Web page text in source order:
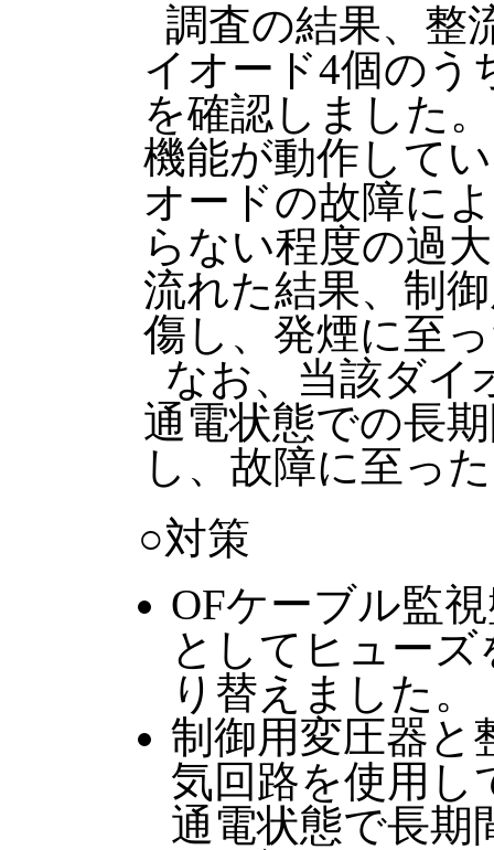
調査の結果、整
イオード4個のう
を確認しました
機能が動作して
オードの故障に
らない程度の過
流れた結果、制
傷し、発煙に至
なお、当該ダイ
通電状態での長
し、故障に至っ
○対策
OFケーブル監
としてヒュー
り替えました。
制御用変圧器と
気回路を使用し
通電状態で長期